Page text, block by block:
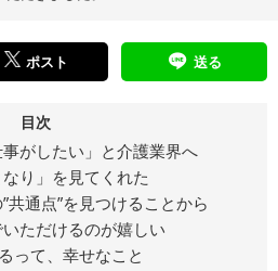
ポスト 送る
目次
事がしたい」と介護業界へ
り」を見てくれた
共通点”を見つけることから
ただけるのが嬉しい
って、幸せなこと